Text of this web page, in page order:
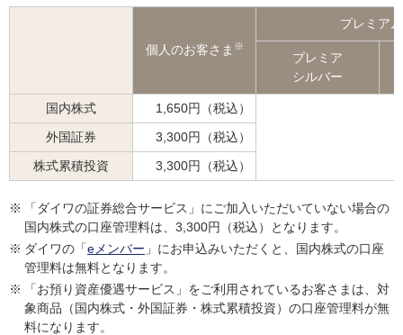
個人のお客さま ※
プレミア
プレミア
シルバー
国内株式
1,650円（税込）
外国証券
3,300円（税込）
株式累積投資
3,300円（税込）
※
「ダイワの証券総合サービス」にご加入いただいていない場合の
国内株式の口座管理料は、3,300円（税込）となります。
※ ダイワの「eメンバー 」にお申込みいただくと、国内株式の口座
管理料は無料となります。
※
「お預り資産優遇サービス」をご利用されているお客さまは、対
象商品（国内株式・外国証券・株式累積投資）の口座管理料が無
料になります。